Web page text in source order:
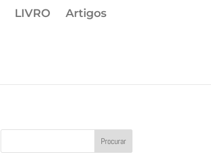
LIVRO Artigos
Procurar